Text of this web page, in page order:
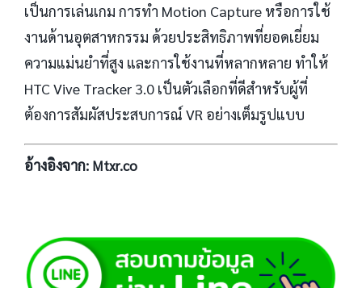
เป็นการเล่นเกม การทำ Motion Capture หรือการใช้
งานด้านอุตสาหกรรม ด้วยประสิทธิภาพที่ยอดเยี่ยม
ความแม่นยำที่สูง และการใช้งานที่หลากหลาย ทำให้
HTC Vive Tracker 3.0 เป็นตัวเลือกที่ดีสำหรับผู้ที่
ต้องการสัมผัสประสบการณ์ VR อย่างเต็มรูปแบบ
อ้างอิงจาก: Mtxr.co